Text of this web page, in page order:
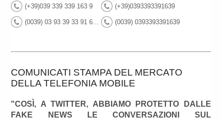
(+39)039 339 339 163 9 (+39)0393393391639
(0039) 03 93 39 33 91 63 9 (0039) 0393393391639
COMUNICATI STAMPA DEL MERCATO
DELLA TELEFONIA MOBILE
"COSÌ, A TWITTER, ABBIAMO PROTETTO DALLE
FAKE NEWS LE CONVERSAZIONI SUL